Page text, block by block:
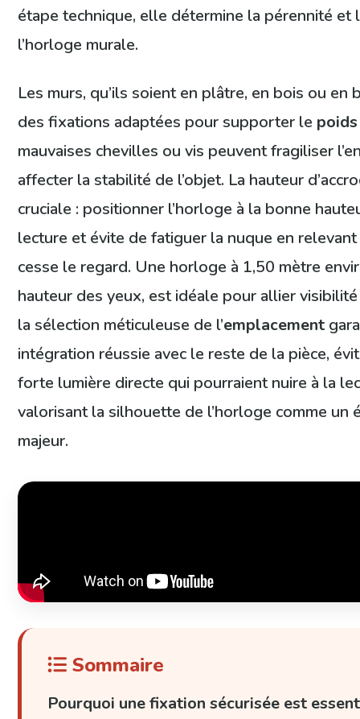
étape technique, elle détermine la pérennité et
l’horloge murale.
Les murs, qu’ils soient en plâtre, en bois ou en
des fixations adaptées pour supporter le poids
mauvaises chevilles ou vis peuvent fragiliser
affecter la stabilité de l’objet. La hauteur
cruciale : positionner l’horloge à la bonne
lecture et évite de fatiguer la nuque en
cesse le regard. Une horloge à 1,50 mètre
hauteur des yeux, est idéale pour allier
la sélection méticuleuse de l’emplacement
intégration réussie avec le reste de la pièce,
forte lumière directe qui pourraient nuire à la
valorisant la silhouette de l’horloge comme un
majeur.
Sommaire
Pourquoi une fixation sécurisée est